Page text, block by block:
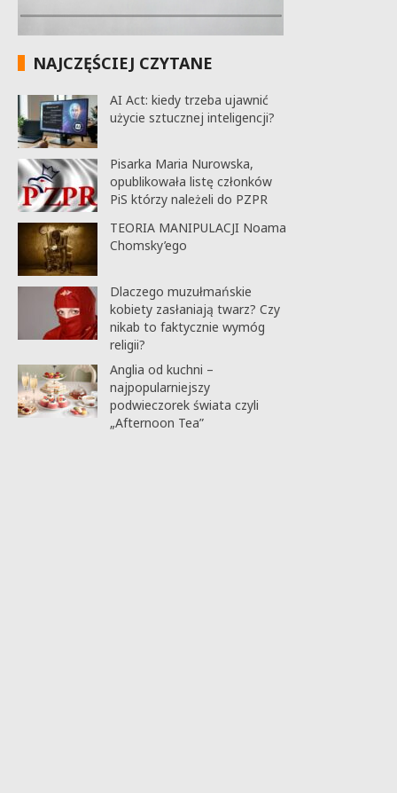
NAJCZĘŚCIEJ CZYTANE
AI Act: kiedy trzeba ujawnić
użycie sztucznej inteligencji?
Pisarka Maria Nurowska,
opublikowała listę członków
PiS którzy należeli do PZPR
TEORIA MANIPULACJI Noama
Chomsky’ego
Dlaczego muzułmańskie
kobiety zasłaniają twarz? Czy
nikab to faktycznie wymóg
religii?
Anglia od kuchni –
najpopularniejszy
podwieczorek świata czyli
„Afternoon Tea”